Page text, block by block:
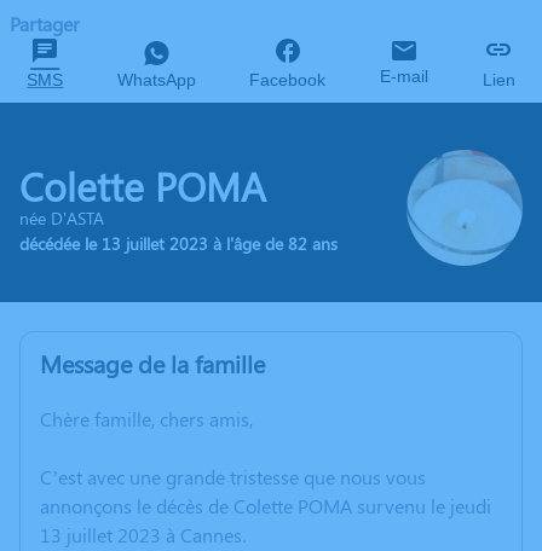
Partager
SMS WhatsApp Facebook E-mail Lien
Colette POMA
née D'ASTA
décédée le 13 juillet 2023 à l'âge de 82 ans
Message de la famille
Chère famille, chers amis,
C’est avec une grande tristesse que nous vous
annonçons le décès de Colette POMA survenu le jeudi
13 juillet 2023 à Cannes.